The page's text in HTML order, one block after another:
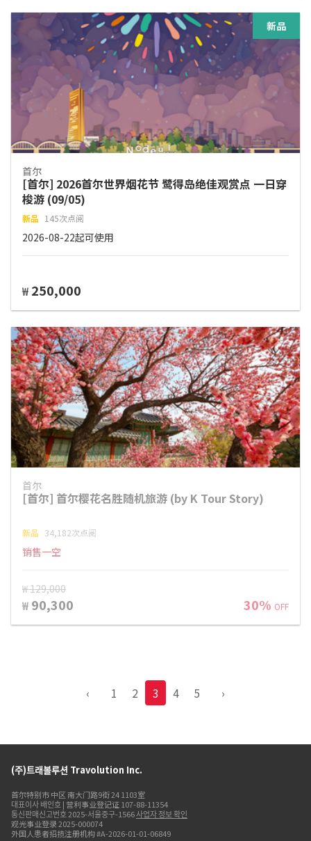
新品
首尔
[首尔] 2026首尔世界烟花节 鹭得岛绝佳观赏点 一日穿
梭游 (09/05)
新品 145次点阅
2026-08-22起可使用
₩ 250,000
首尔
[首尔] 首尔樱花名胜随机旅游 (by K Tour Story)
新品 34,182次点阅
销售一空
₩ 129,000
₩ 90,300 30% OFF
‹ 1 2 3 4 5 ›
(주)트래볼루션 Travolution Inc.
首尔特别市 中区 南大门路9街 24 1103室
대표이사 배인호 | 营利事业登记证 107-88-11354
통신판매신고번호 2025-서울중구-1566사업자 정보 확인
观光事业登录 2025-000074
外国人患者招揽注册机构 #A-2026-01-01-06849